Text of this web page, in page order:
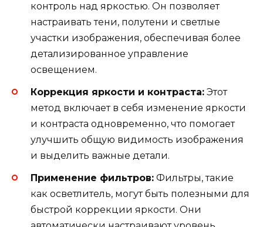
контроль над яркостью. Он позволяет
настраивать тени, полутени и светлые
участки изображения, обеспечивая более
детализированное управление
освещением.
Коррекция яркости и контраста: Этот
метод включает в себя изменение яркости
и контраста одновременно, что помогает
улучшить общую видимость изображения
и выделить важные детали.
Применение фильтров: Фильтры, такие
как осветлитель, могут быть полезными для
быстрой коррекции яркости. Они